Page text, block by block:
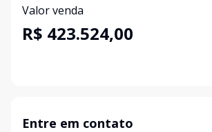
Valor venda
R$ 423.524,00
Entre em contato